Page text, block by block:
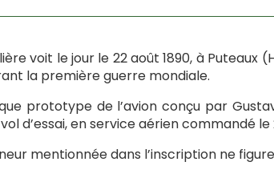
voit le jour le 22 août 1890, à Puteaux
la première guerre mondiale.
prototype de l’avion conçu par
d’essai, en service aérien commandé le
mentionnée dans l’inscription ne